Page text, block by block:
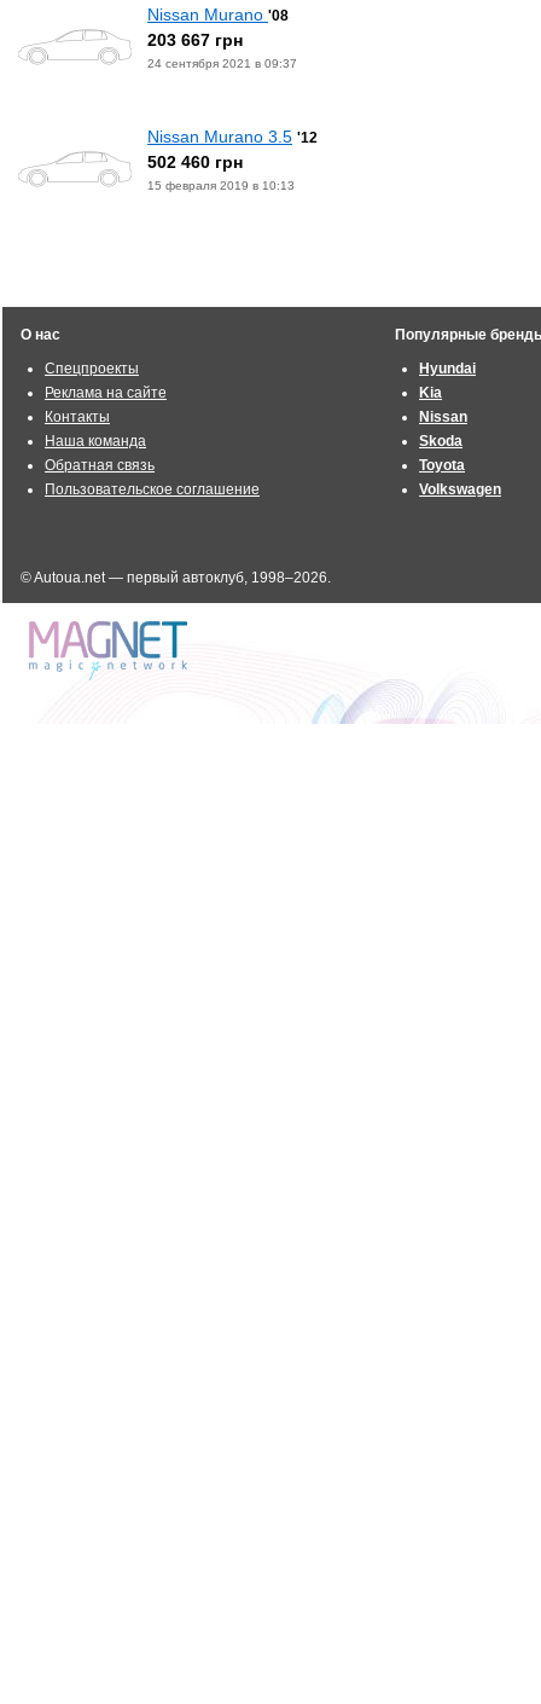
Nissan Murano '08
203 667 грн
24 сентября 2021 в 09:37
Nissan Murano 3.5 '12
502 460 грн
15 февраля 2019 в 10:13
О нас
Спецпроекты
Реклама на сайте
Контакты
Наша команда
Обратная связь
Пользовательское соглашение
Популярные
Hyundai
Kia
Nissan
Skoda
Toyota
Volkswagen
© Autoua.net — первый автоклуб, 1998–2026.